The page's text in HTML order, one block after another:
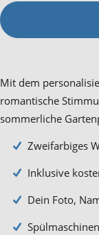
Mit dem
romantische
sommerliche
Zweifarbiges
Inklusive
Dein Foto,